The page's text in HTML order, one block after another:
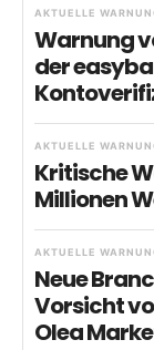
AKTUELLE
Warnung
der
AKTUELLE
Kritische
Millionen
AKTUELLE
Neue
Vorsicht
Olea